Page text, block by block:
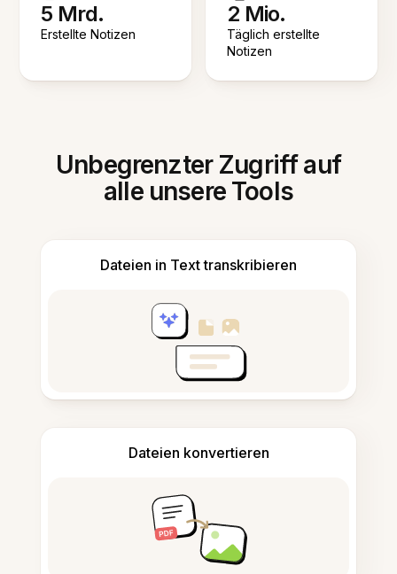
5 Mrd.
Erstellte Notizen
2 Mio.
Täglich erstellte
Notizen
Unbegrenzter Zugriff auf
alle unsere Tools
Dateien in Text transkribieren
Dateien konvertieren